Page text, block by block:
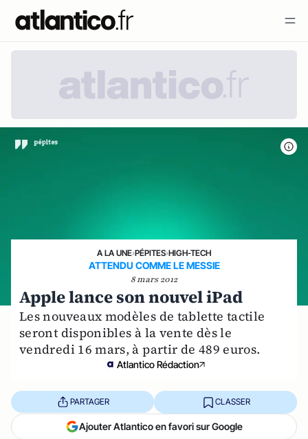
A LA UNE›PÉPITES›HIGH-TECH
ATTENDU COMME LE MESSIE
8 mars 2012
Apple lance son nouvel iPad
Les nouveaux modèles de tablette tactile
seront disponibles à la vente dès le
vendredi 16 mars, à partir de 489 euros.
Atlantico Rédaction
PARTAGER CLASSER
Ajouter Atlantico en favori sur Google